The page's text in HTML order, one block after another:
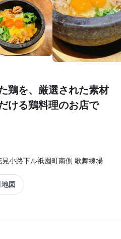
鶏を、厳選された素材
ける鶏料理のお店で
小路下ル祇園町南側 歌舞練場
地図